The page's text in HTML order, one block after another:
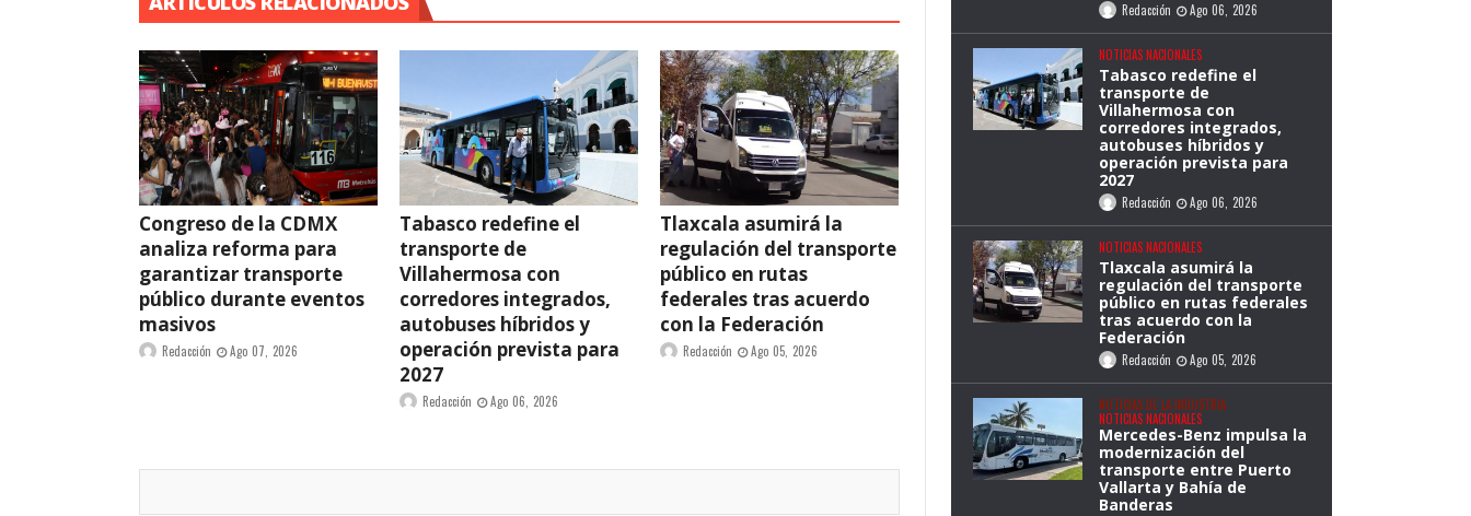
Congreso de la CDMX
analiza reforma para
garantizar transporte
público durante eventos
masivos
Redacción Ago 07, 2026
Tabasco redefine el
transporte de
Villahermosa con
corredores integrados,
autobuses híbridos y
operación prevista para
2027
Redacción Ago 06, 2026
Tlaxcala asumirá la
regulación del transporte
público en rutas
federales tras acuerdo
con la Federación
Redacción Ago 05, 2026
Redacción Ago 06, 2026
NOTICIAS NACIONALES
Tabasco redefine el
transporte de
Villahermosa con
corredores integrados,
autobuses híbridos y
operación prevista para
2027
Redacción Ago 06, 2026
NOTICIAS NACIONALES
Tlaxcala asumirá la
regulación del transporte
público en rutas federales
tras acuerdo con la
Federación
Redacción Ago 05, 2026
NOTICIAS DE LA INDUSTRIA
NOTICIAS NACIONALES
Mercedes-Benz impulsa la
modernización del
transporte entre Puerto
Vallarta y Bahía de
Banderas